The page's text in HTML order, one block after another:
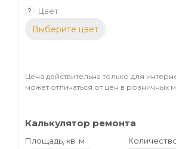
? Цвет
Выберите цвет
Цена действительна только для
может отличаться от цен в розничных
Калькулятор ремонта
Площадь, кв. м